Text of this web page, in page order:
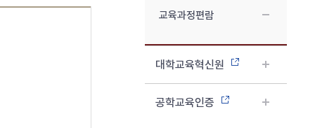
교육과정편람
대학교육혁신원
공학교육인증